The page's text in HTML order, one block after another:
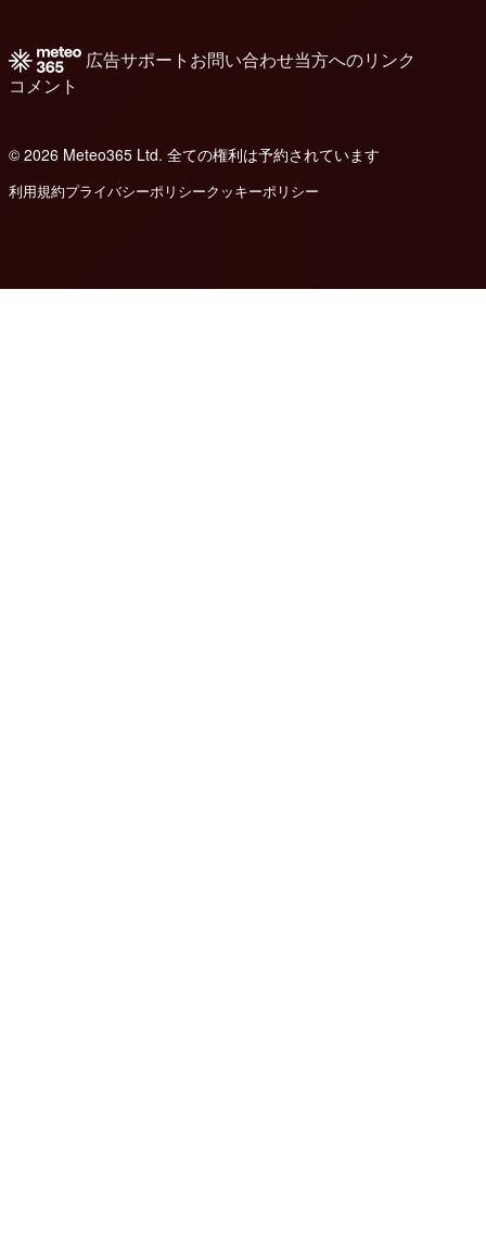
広告サポート お問い合わせ当方へのリンク
コメント
© 2026 Meteo365 Ltd. 全ての権利は予約されています
利用規約プライバシーポリシークッキーポリシー